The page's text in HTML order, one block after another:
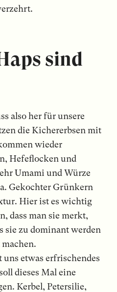
sind
also her für unsere
die Kichererbsen mit
wieder
Hefeflocken und
Umami und Würze
Gekochter Grünkern
Hier ist es wichtig
dass man sie merkt,
sie zu dominant werden
uns etwas erfrischendes
dieses Mal eine
Kerbel, Petersilie,